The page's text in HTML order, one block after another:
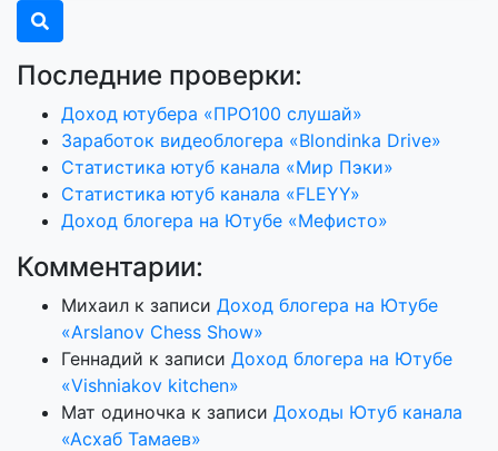
Последние проверки:
Доход ютубера «ПРО100 слушай»
Заработок видеоблогера «Blondinka Drive»
Статистика ютуб канала «Мир Пэки»
Статистика ютуб канала «FLEYY»
Доход блогера на Ютубе «Мефисто»
Комментарии:
Михаил к записи Доход блогера на Ютубе
«Arslanov Chess Show»
Геннадий к записи Доход блогера на Ютубе
«Vishniakov kitchen»
Мат одиночка к записи Доходы Ютуб канала
«Асхаб Тамаев»